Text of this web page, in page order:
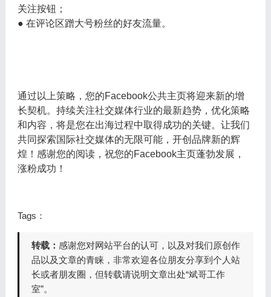
关注按钮；
● 在评论区蹭大号粉丝的好友流量。
通过以上策略，您的Facebook公共主页将迎来新的增
长契机。持续关注社交媒体行业的最新趋势，优化策略
和内容，将是您在出海过程中取得成功的关键。让我们
共同探索国际社交媒体的无限可能，开创品牌新的辉
煌！感谢您的阅读，祝您的Facebook主页蓬勃发展，
涨粉成功！
Tags：
转载： 感谢您对网站平台的认可，以及对我们原创作
品以及文章的青睐，非常欢迎各位朋友分享到个人站
长或者朋友圈，但转载请说明文章出处“斌哥工作
室”。